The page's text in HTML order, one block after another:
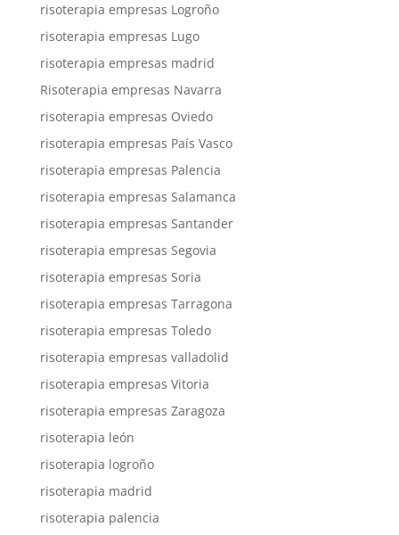
risoterapia empresas Logroño
risoterapia empresas Lugo
risoterapia empresas madrid
Risoterapia empresas Navarra
risoterapia empresas Oviedo
risoterapia empresas País Vasco
risoterapia empresas Palencia
risoterapia empresas Salamanca
risoterapia empresas Santander
risoterapia empresas Segovia
risoterapia empresas Soria
risoterapia empresas Tarragona
risoterapia empresas Toledo
risoterapia empresas valladolid
risoterapia empresas Vitoria
risoterapia empresas Zaragoza
risoterapia león
risoterapia logroño
risoterapia madrid
risoterapia palencia